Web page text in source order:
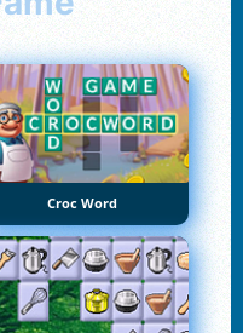
Croc Word